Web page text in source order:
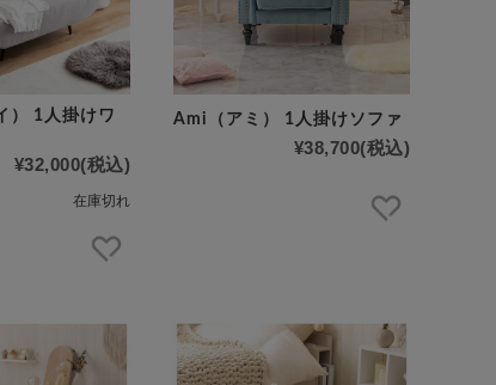
） 1人掛けワ
¥32,000(税込)
在庫切れ
Ami（アミ） 1人掛けソファ
¥38,700(税込)